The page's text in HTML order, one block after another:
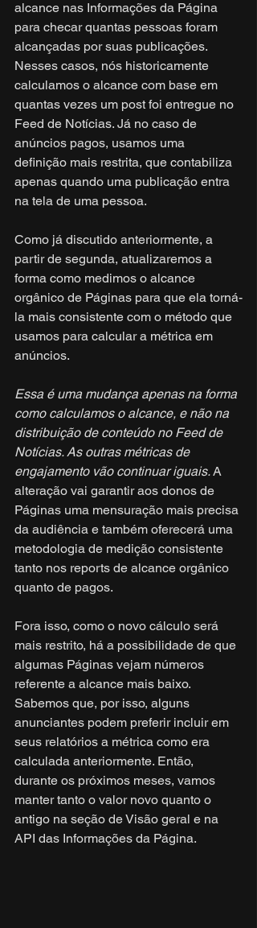
alcance nas Informações da Página
para checar quantas pessoas foram
alcançadas por suas publicações.
Nesses casos, nós historicamente
calculamos o alcance com base em
quantas vezes um post foi entregue no
Feed de Notícias. Já no caso de
anúncios pagos, usamos uma
definição mais restrita, que contabiliza
apenas quando uma publicação entra
na tela de uma pessoa.
Como já discutido anteriormente, a
partir de segunda, atualizaremos a
forma como medimos o alcance
orgânico de Páginas para que ela torná-
la mais consistente com o método que
usamos para calcular a métrica em
anúncios.
Essa é uma mudança apenas na forma
como calculamos o alcance, e não na
distribuição de conteúdo no Feed de
Notícias. As outras métricas de
engajamento vão continuar iguais. A
alteração vai garantir aos donos de
Páginas uma mensuração mais precisa
da audiência e também oferecerá uma
metodologia de medição consistente
tanto nos reports de alcance orgânico
quanto de pagos.
Fora isso, como o novo cálculo será
mais restrito, há a possibilidade de que
algumas Páginas vejam números
referente a alcance mais baixo.
Sabemos que, por isso, alguns
anunciantes podem preferir incluir em
seus relatórios a métrica como era
calculada anteriormente. Então,
durante os próximos meses, vamos
manter tanto o valor novo quanto o
antigo na seção de Visão geral e na
API das Informações da Página.